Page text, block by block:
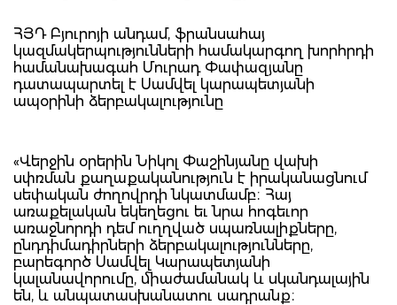
ՀՅԴ Բյուրոյի անդամ, ֆրանսահայ
կազմակերպությունների համակարգող խորհրդի
համանախագահ Մուրադ Փափազյանը
դատապարտել է Սամվել կարապետյանի
ապօրինի ձերբակալությունը
«Վերջին օրերին Նիկոլ Փաշինյանը վախի
սփռման քաղաքականություն է իրականացնում
սեփական ժողովրդի նկատմամբ։ Հայ
առաքելական եկեղեցու եւ նրա հոգեւոր
առաջնորդի դեմ ուղղված սպառնալիքները,
ընդդիմադիրների ձերբակալությունները,
բարեգործ Սամվել Կարապետյանի
կալանավորումը, միաժամանակ և սկանդալային
են, և անպատասխանատու սադրանք։